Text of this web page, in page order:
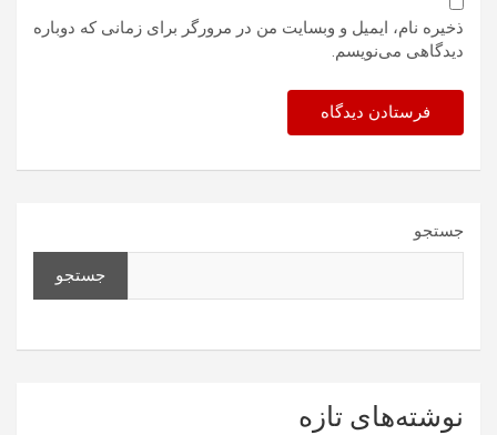
ذخیره نام، ایمیل و وبسایت من در مرورگر برای زمانی که دوباره
دیدگاهی می‌نویسم.
جستجو
جستجو
نوشته‌های تازه